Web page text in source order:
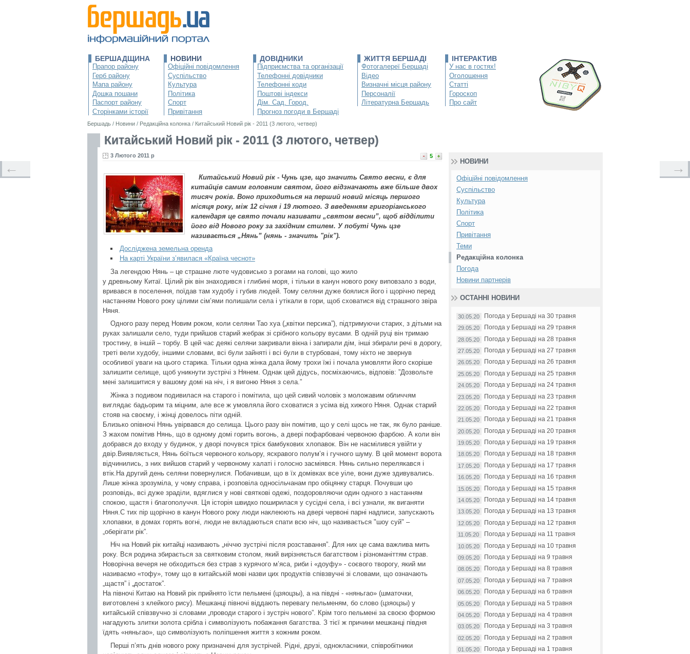
БЕРШАДЩИНА
Прапор району
Герб району
Мапа району
Дошка пошани
Паспорт району
Сторінками історії
НОВИНИ
Офіційні повідомлення
Суспільство
Культура
Політика
Спорт
Привітання
ДОВІДНИКИ
Підприємства та організації
Телефонні довідники
Телефонні коди
Поштові індекси
Дім. Сад. Город.
Прогноз погоди в Бершаді
ЖИТТЯ БЕРШАДІ
Фотогалереї Бершаді
Відео
Визначні місця району
Персоналії
Літературна Бершадь
ІНТЕРАКТИВ
У нас в гостях!
Оголошення
Статті
Гороскоп
Про сайт
Бершадь / Новини / Редакційна колонка / Китайський Новий рік - 2011 (3 лютого, четвер)
Китайський Новий рік - 2011 (3 лютого, четвер)
5
3 Лютого 2011 р
Китайський Новий рік - Чунь цзе, що значить Свято весни, є для
китайців самим головним святом, його відзначають вже більше двох
тисяч років. Воно приходиться на перший новий місяць першого
місяця року, між 12 січня і 19 лютого. З введенням григоріанського
календаря це свято почали називати „святом весни”, щоб відділити
його від Нового року за західним стилем. У побуті Чунь цзе
називається „Нянь” (нянь - значить "рік").
Досліджена земельна оренда
На карті України з’явилася «Країна чеснот»
За легендою Нянь – це страшне люте чудовисько з рогами на голові, що жило
у древньому Китаї. Цілий рік він знаходився і глибині моря, і тільки в канун нового року виповзало з води,
вривався в поселення, поїдав там худобу і губив людей. Тому селяни дуже боялися його і щорічно перед
настанням Нового року цілими сім’ями полишали села і утікали в гори, щоб сховатися від страшного звіра
Няня.
Одного разу перед Новим роком, коли селяни Тао хуа („квітки персика”), підтримуючи старих, з дітьми на
руках залишали село, туди прийшов старий жебрак зі срібного кольору вусами. В одній руці він тримаю
тростину, в іншій – торбу. В цей час деякі селяни закривали вікна і запирали дім, інші збирали речі в дорогу,
треті вели худобу, іншими словами, всі були зайняті і всі були в стурбовані, тому ніхто не звернув
особливої уваги на цього старика. Тільки одна жінка дала йому трохи їжі і почала умовляти його скоріше
залишити селище, щоб уникнути зустрічі з Нянем. Однак цей дідусь, посміхаючись, відповів: ”Дозвольте
мені залишитися у вашому домі на ніч, і я вигоню Няня з села.”
Жінка з подивом подивилася на старого і помітила, що цей сивий чоловік з моложавим обличчям
виглядає бадьорим та міцним, але все ж умовляла його сховатися з усіма від хижого Няня. Однак старий
стояв на своєму, і жінці довелось піти одній.
Близько опівночі Нянь увірвався до селища. Цього разу він помітив, що у селі щось не так, як було раніше.
З жахом помітив Нянь, що в одному домі горить вогонь, а двері пофарбовані червоною фарбою. А коли він
добрався до входу у будинок, у дворі почувся тріск бамбукових хлопавок. Він не насмілився увійти у
двір.Виявляється, Нянь боїться червоного кольору, яскравого полум’я і гучного шуму. В цей момент ворота
відчинились, з них вийшов старий у червоному халаті і голосно засміявся. Нянь сильно перелякався і
втік.На другий день селяни повернулися. Побачивши, що в їх домівках все уіле, вони дуже здивувались.
Лише жінка зрозуміла, у чому справа, і розповіла односільчанам про обіцянку старця. Почувши цю
розповідь, всі дуже зраділи, вдяглися у нові святкові одежі, поздоровляючи один одного з настанням
спокою, щастя і благополуччя. Ця історія швидко поширилася у сусідні села, і всі узнали, як виганяти
Няня.С тих пір щорічно в канун Нового року люди наклеюють на двері червоні парні надписи, запускають
хлопавки, в домах горять вогні, люди не вкладаються спати всю ніч, що називається "шоу суй" –
„оберігати рік”.
Ніч на Новий рік китайці називають „ніччю зустрічі після розставання”. Для них це сама важлива мить
року. Вся родина збирається за святковим столом, який вирізняється багатством і різноманіттям страв.
Новорічна вечеря не обходиться без страв з курячого м’яса, риби і «доуфу» - соєвого творогу, який ми
називаємо «тофу», тому що в китайській мові назви цих продуктів співзвучні зі словами, що означають
„щастя” і „достаток”.
На півночі Китаю на Новий рік прийнято їсти пельмені (цзяоцзы), а на півдні - «няньгао» (шматочки,
виготовлені з клейкого рису). Мешканці півночі віддають перевагу пельменям, бо слово (цзяоцзы) у
китайській співзвучно зі словами „проводи старого і зустріч нового”. Крім того пельмені за своєю формою
нагадують злитки золота срібла і символізують побажання багатства. З тієї ж причини мешканці півдня
їдять «няньгао», що символізують поліпшення життя з кожним роком.
Перші п’ять днів нового року призначені для зустрічей. Рідні, друзі, однокласники, співробітники
← →
НОВИНИ
Офіційні повідомлення
Суспільство
Культура
Політика
Спорт
Привітання
Теми
Редакційна колонка
Погода
Новини партнерів
ОСТАННІ НОВИНИ
30.05.20 Погода у Бершаді на 30 травня
29.05.20 Погода у Бершаді на 29 травня
28.05.20 Погода у Бершаді на 28 травня
27.05.20 Погода у Бершаді на 27 травня
26.05.20 Погода у Бершаді на 26 травня
25.05.20 Погода у Бершаді на 25 травня
24.05.20 Погода у Бершаді на 24 травня
23.05.20 Погода у Бершаді на 23 травня
22.05.20 Погода у Бершаді на 22 травня
21.05.20 Погода у Бершаді на 21 травня
20.05.20 Погода у Бершаді на 20 травня
19.05.20 Погода у Бершаді на 19 травня
18.05.20 Погода у Бершаді на 18 травня
17.05.20 Погода у Бершаді на 17 травня
16.05.20 Погода у Бершаді на 16 травня
15.05.20 Погода у Бершаді на 15 травня
14.05.20 Погода у Бершаді на 14 травня
13.05.20 Погода у Бершаді на 13 травня
12.05.20 Погода у Бершаді на 12 травня
11.05.20 Погода у Бершаді на 11 травня
10.05.20 Погода у Бершаді на 10 травня
09.05.20 Погода у Бершаді на 9 травня
08.05.20 Погода у Бершаді на 8 травня
07.05.20 Погода у Бершаді на 7 травня
06.05.20 Погода у Бершаді на 6 травня
05.05.20 Погода у Бершаді на 5 травня
04.05.20 Погода у Бершаді на 4 травня
03.05.20 Погода у Бершаді на 3 травня
02.05.20 Погода у Бершаді на 2 травня
01.05.20 Погода у Бершаді на 1 травня